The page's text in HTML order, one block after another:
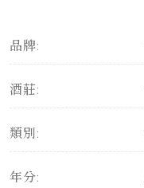
品牌:
酒莊:
類別:
年分: